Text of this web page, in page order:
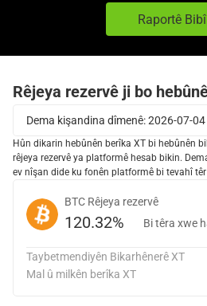
Raportê
Rêjeya rezervê ji bo
Dema kişandina dîmenê: 2026-07-
Hûn dikarin hebûnên berîka XT bi hebûnên
rêjeya rezervê ya platformê hesab bikin.
ev nîşan dide ku fonên platformê bi tevahî têr
BTC Rêjeya rezervê
120.32% Bi têra xwe
Taybetmendiyên Bikarhênerê XT
Mal û milkên berîka XT